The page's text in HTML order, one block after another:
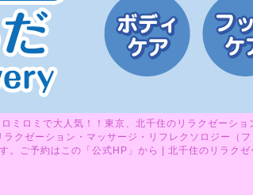
ミロミで大人気！！東京、北千住のリラクゼーシ
クゼーション・マッサージ・リフレクソロジー（
。ご予約はこの「公式HP」から | 北千住のリラク